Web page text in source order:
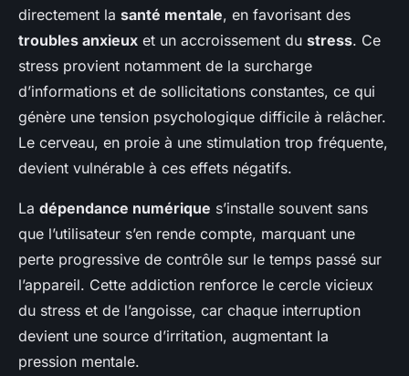
directement la santé mentale, en favorisant des
troubles anxieux et un accroissement du stress. Ce
stress provient notamment de la surcharge
d’informations et de sollicitations constantes, ce qui
génère une tension psychologique difficile à relâcher.
Le cerveau, en proie à une stimulation trop fréquente,
devient vulnérable à ces effets négatifs.
La dépendance numérique s’installe souvent sans
que l’utilisateur s’en rende compte, marquant une
perte progressive de contrôle sur le temps passé sur
l’appareil. Cette addiction renforce le cercle vicieux
du stress et de l’angoisse, car chaque interruption
devient une source d’irritation, augmentant la
pression mentale.